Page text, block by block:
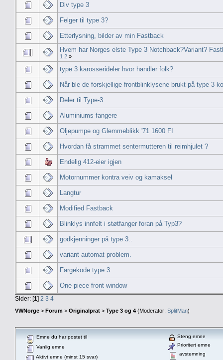
Div type 3
Felger til type 3?
Etterlysning, bilder av min Fastback
Hvem har Norges elste Type 3 Notchback?Variant?
1 2 »
type 3 karosserideler hvor handler folk?
Når ble de forskjellige frontblinklysene brukt på type 3
Deler til Type-3
Aluminiums fangere
Oljepumpe og Glemmeblikk '71 1600 FI
Hvordan få strammet sentermutteren til reimhjulet ?
Endelig 412-eier igjen
Motornummer kontra veiv og kamaksel
Langtur
Modified Fastback
Blinklys innfelt i støtfanger foran på Typ3?
godkjenninger på type 3..
variant automat problem.
Fargekode type 3
One piece front window
Sider: [1] 2 3 4
VWNorge > Forum > Originalprat > Type 3 og 4 (Moderator: SplitMan)
Emne du har postet til
Vanlig emne
Aktivt emne (minst 15 svar)
Steng emne
Prioritert emne
avstemning